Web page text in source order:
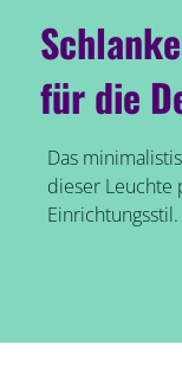
für die
Das
dieser Leuchte
Einrichtungsstil.